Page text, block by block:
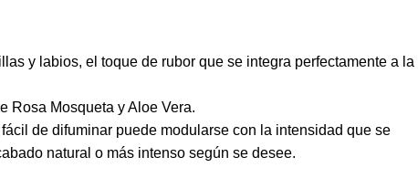
y labios, el toque de rubor que se integra perfectamente a la
Rosa Mosqueta y Aloe Vera.
de difuminar puede modularse con la intensidad que se
natural o más intenso según se desee.